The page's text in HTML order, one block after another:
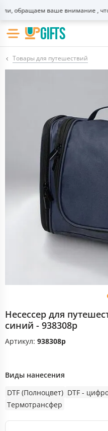
обращаем ваше внимание , что
Товары для путешествий
Несессер для
синий - 938308p
Артикул: 938308p
Виды нанесения
DTF (Полноцвет) DTF -
Термотрансфер